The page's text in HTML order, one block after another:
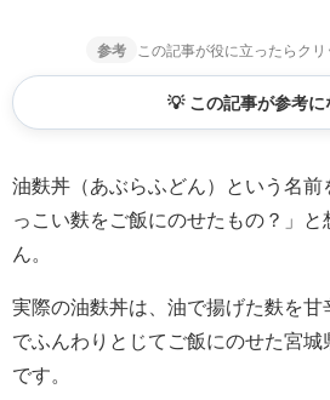
参考 この記事が役に立ったらク
💡 この記事が参考に
油麩丼（あぶらふどん）という名
っこい麩をご飯にのせたもの？」
ん。
実際の油麩丼は、油で揚げた麩を
でふんわりとじてご飯にのせた宮
です。